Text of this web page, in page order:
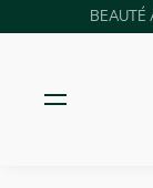
BEAUTÉ